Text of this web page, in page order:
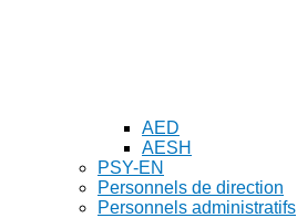
AED
AESH
PSY-EN
Personnels de direction
Personnels administratifs